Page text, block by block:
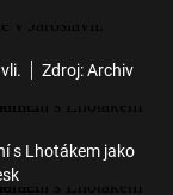
Zdroj: Archiv
s Lhotákem jako